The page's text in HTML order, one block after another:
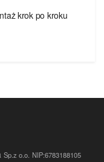
krok po kroku
Sp.z o.o. NIP:6783188105